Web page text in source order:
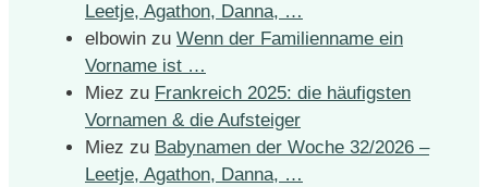
Leetje, Agathon, Danna, …
elbowin zu Wenn der Familienname ein
Vorname ist …
Miez zu Frankreich 2025: die häufigsten
Vornamen & die Aufsteiger
Miez zu Babynamen der Woche 32/2026 –
Leetje, Agathon, Danna, …